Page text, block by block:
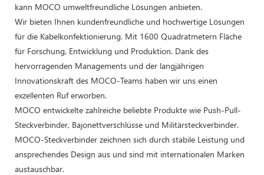
kann MOCO umweltfreundliche Lösungen anbieten.
Wir bieten Ihnen kundenfreundliche und hochwertige Lösungen
für die Kabelkonfektionierung. Mit 1600 Quadratmetern Fläche
für Forschung, Entwicklung und Produktion. Dank des
hervorragenden Managements und der langjährigen
Innovationskraft des MOCO-Teams haben wir uns einen
exzellenten Ruf erworben.
MOCO entwickelte zahlreiche beliebte Produkte wie Push-Pull-
Steckverbinder, Bajonettverschlüsse und Militärsteckverbinder.
MOCO-Steckverbinder zeichnen sich durch stabile Leistung und
ansprechendes Design aus und sind mit internationalen Marken
austauschbar.